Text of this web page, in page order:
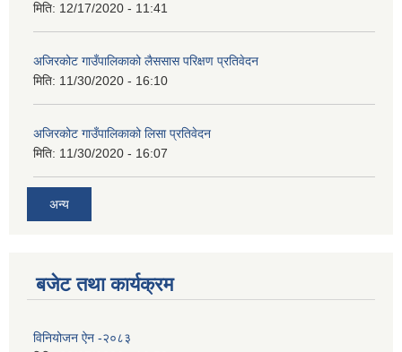
मिति: 12/17/2020 - 11:41
अजिरकोट गाउँपालिकाको लैससास परिक्षण प्रतिवेदन
मिति: 11/30/2020 - 16:10
अजिरकोट गाउँपालिकाको लिसा प्रतिवेदन
मिति: 11/30/2020 - 16:07
अन्य
बजेट तथा कार्यक्रम
विनियोजन ऐन -२०८३